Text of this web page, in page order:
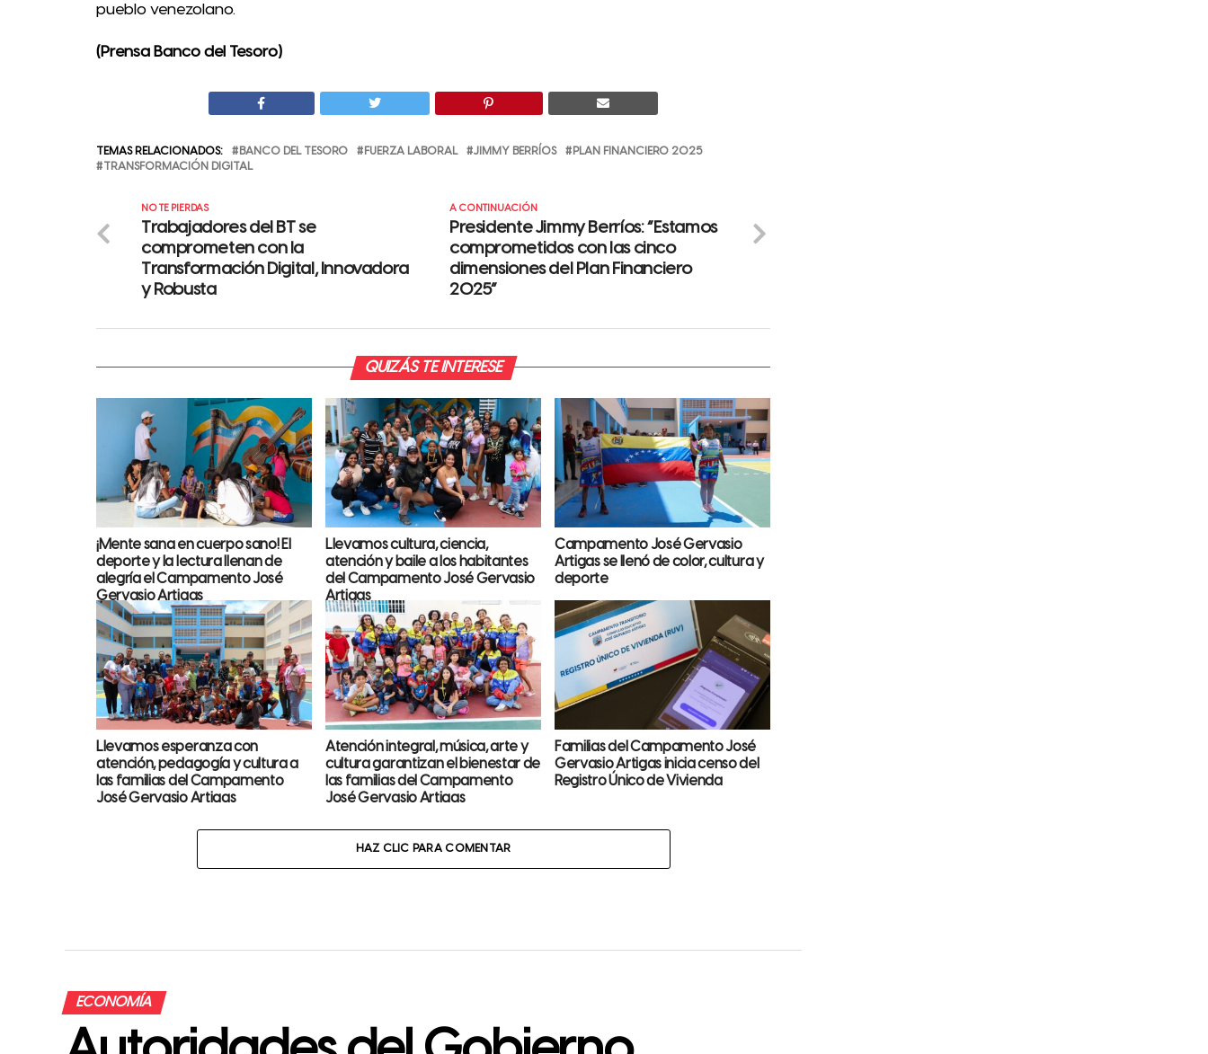
pueblo venezolano.
(Prensa Banco del Tesoro)
TEMAS RELACIONADOS: BANCO DEL TESORO FUERZA LABORAL JIMMY BERRÍOS
PLAN FINANCIERO 2025
TRANSFORMACIÓN DIGITAL
A CONTINUACIÓN
Presidente Jimmy Berríos: “Estamos
comprometidos con las cinco
dimensiones del Plan Financiero
2025”
NO TE PIERDAS
Trabajadores del BT se
comprometen con la
Transformación Digital, Innovadora
y Robusta
QUIZÁS TE INTERESE
¡Mente sana en cuerpo sano! El
deporte y la lectura llenan de
alegría el Campamento José
Gervasio Artigas
Llevamos cultura, ciencia,
atención y baile a los habitantes
del Campamento José Gervasio
Artigas
Campamento José Gervasio
Artigas se llenó de color, cultura y
deporte
Llevamos esperanza con
atención, pedagogía y cultura a
las familias del Campamento
José Gervasio Artigas
Atención integral, música, arte y
cultura garantizan el bienestar de
las familias del Campamento
José Gervasio Artigas
Familias del Campamento José
Gervasio Artigas inicia censo del
Registro Único de Vivienda
HAZ CLIC PARA COMENTAR
ECONOMÍA